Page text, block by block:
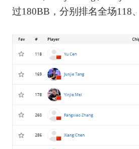
过180BB，分别排名全场118